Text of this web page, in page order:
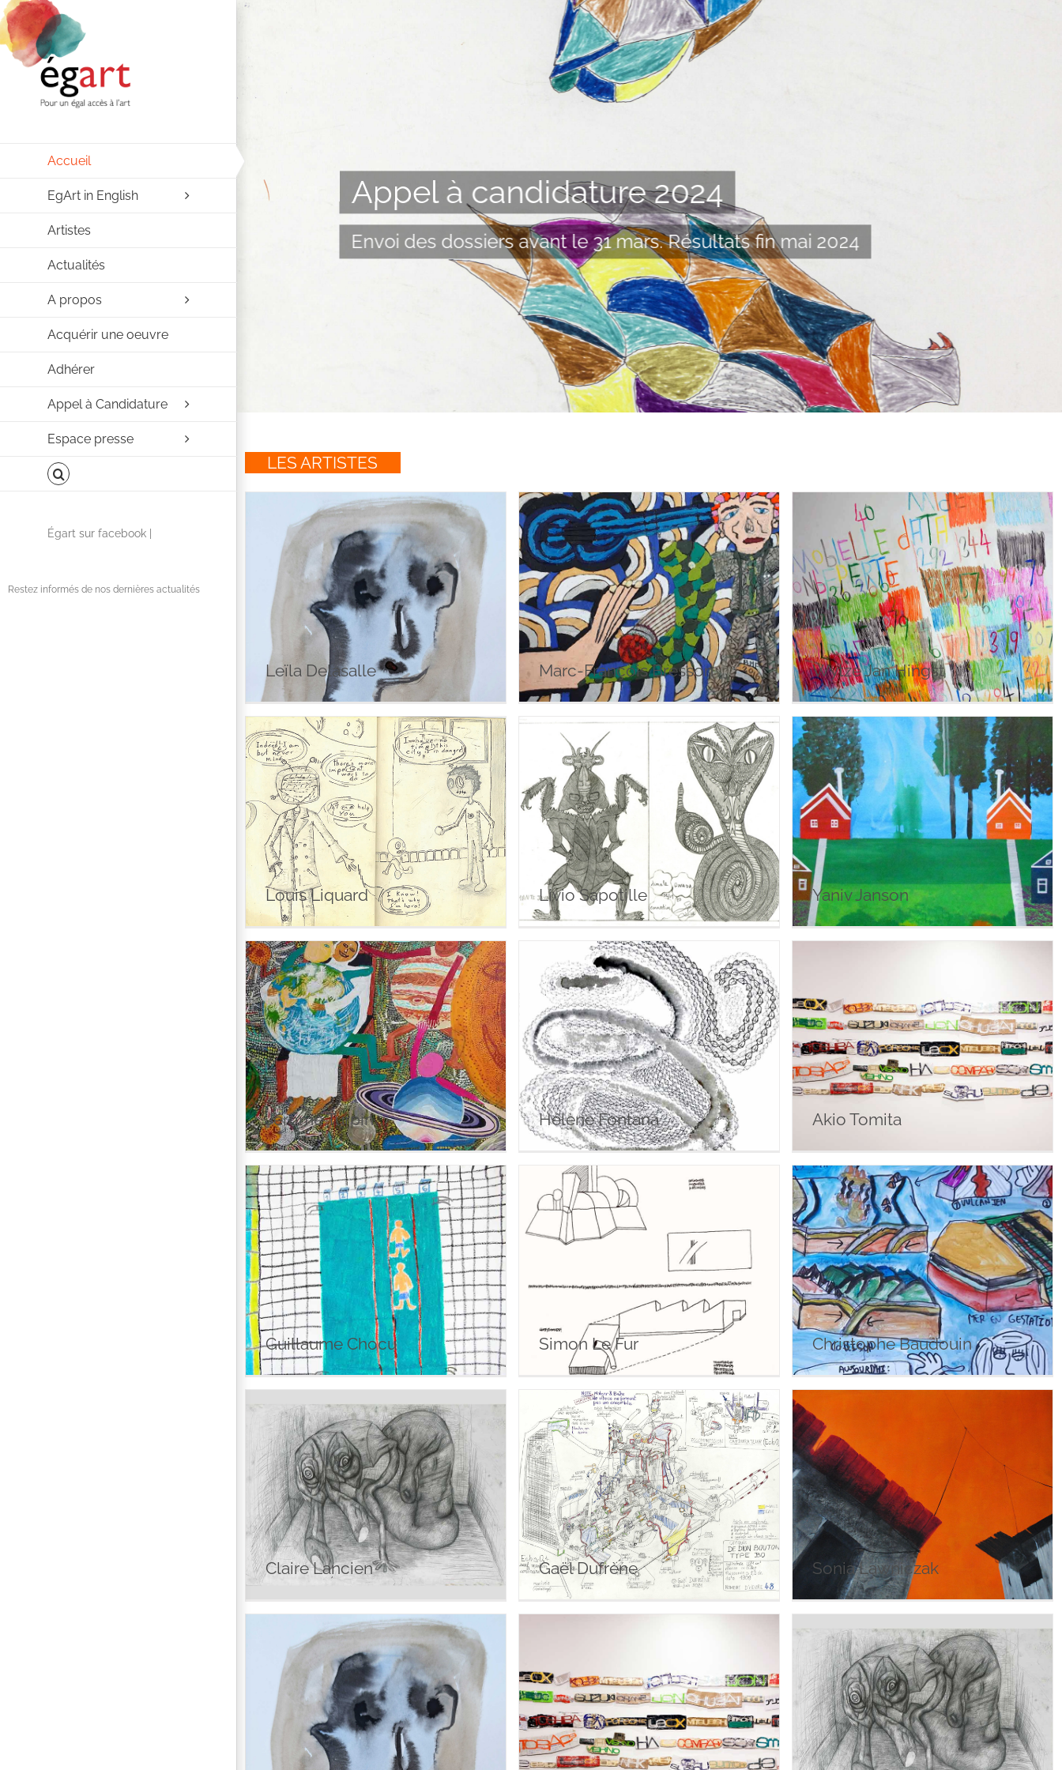
Passer
au
contenu
Accueil
EgArt in English
Artistes
Actualités
A propos
Acquérir une oeuvre
Adhérer
Appel à Candidature
Espace presse
Égart sur facebook |
Restez informés de nos dernières actualités
Appel à candidature 2024
Envoi des dossiers avant le 31 mars. Résultats fin mai 2024
LES ARTISTES
Leïla Delasalle
Leïla Delasalle
Marc-François Bresson
Marc-François Bresson
Wytze Jan Hingst
Wytze Jan Hingst
Louis Liquard
Louis Liquard
Livio Sapotille
Livio Sapotille
Yaniv Janson
Yaniv Janson
Jérôme Turpin
Jérôme Turpin
Hélène Fontana
Hélène Fontana
Akio Tomita
Akio Tomita
Guillaume Chocu
Guillaume Chocu
Simon Le Fur
Simon Le Fur
Christophe Baudouin
Christophe Baudouin
Claire Lancien
Claire Lancien
Gaël Dufrène
Gaël Dufrène
Sonia Lawniczak
Sonia Lawniczak
Leïla Delasalle Akio Tomita Claire Lancien